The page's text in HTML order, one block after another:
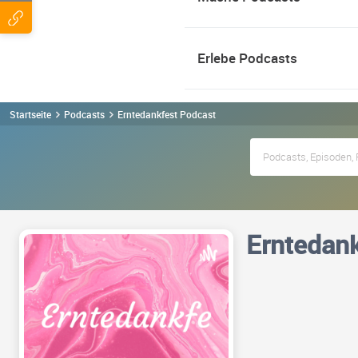
Erlebe Podcasts
Startseite Podcasts Erntedankfest Podcast